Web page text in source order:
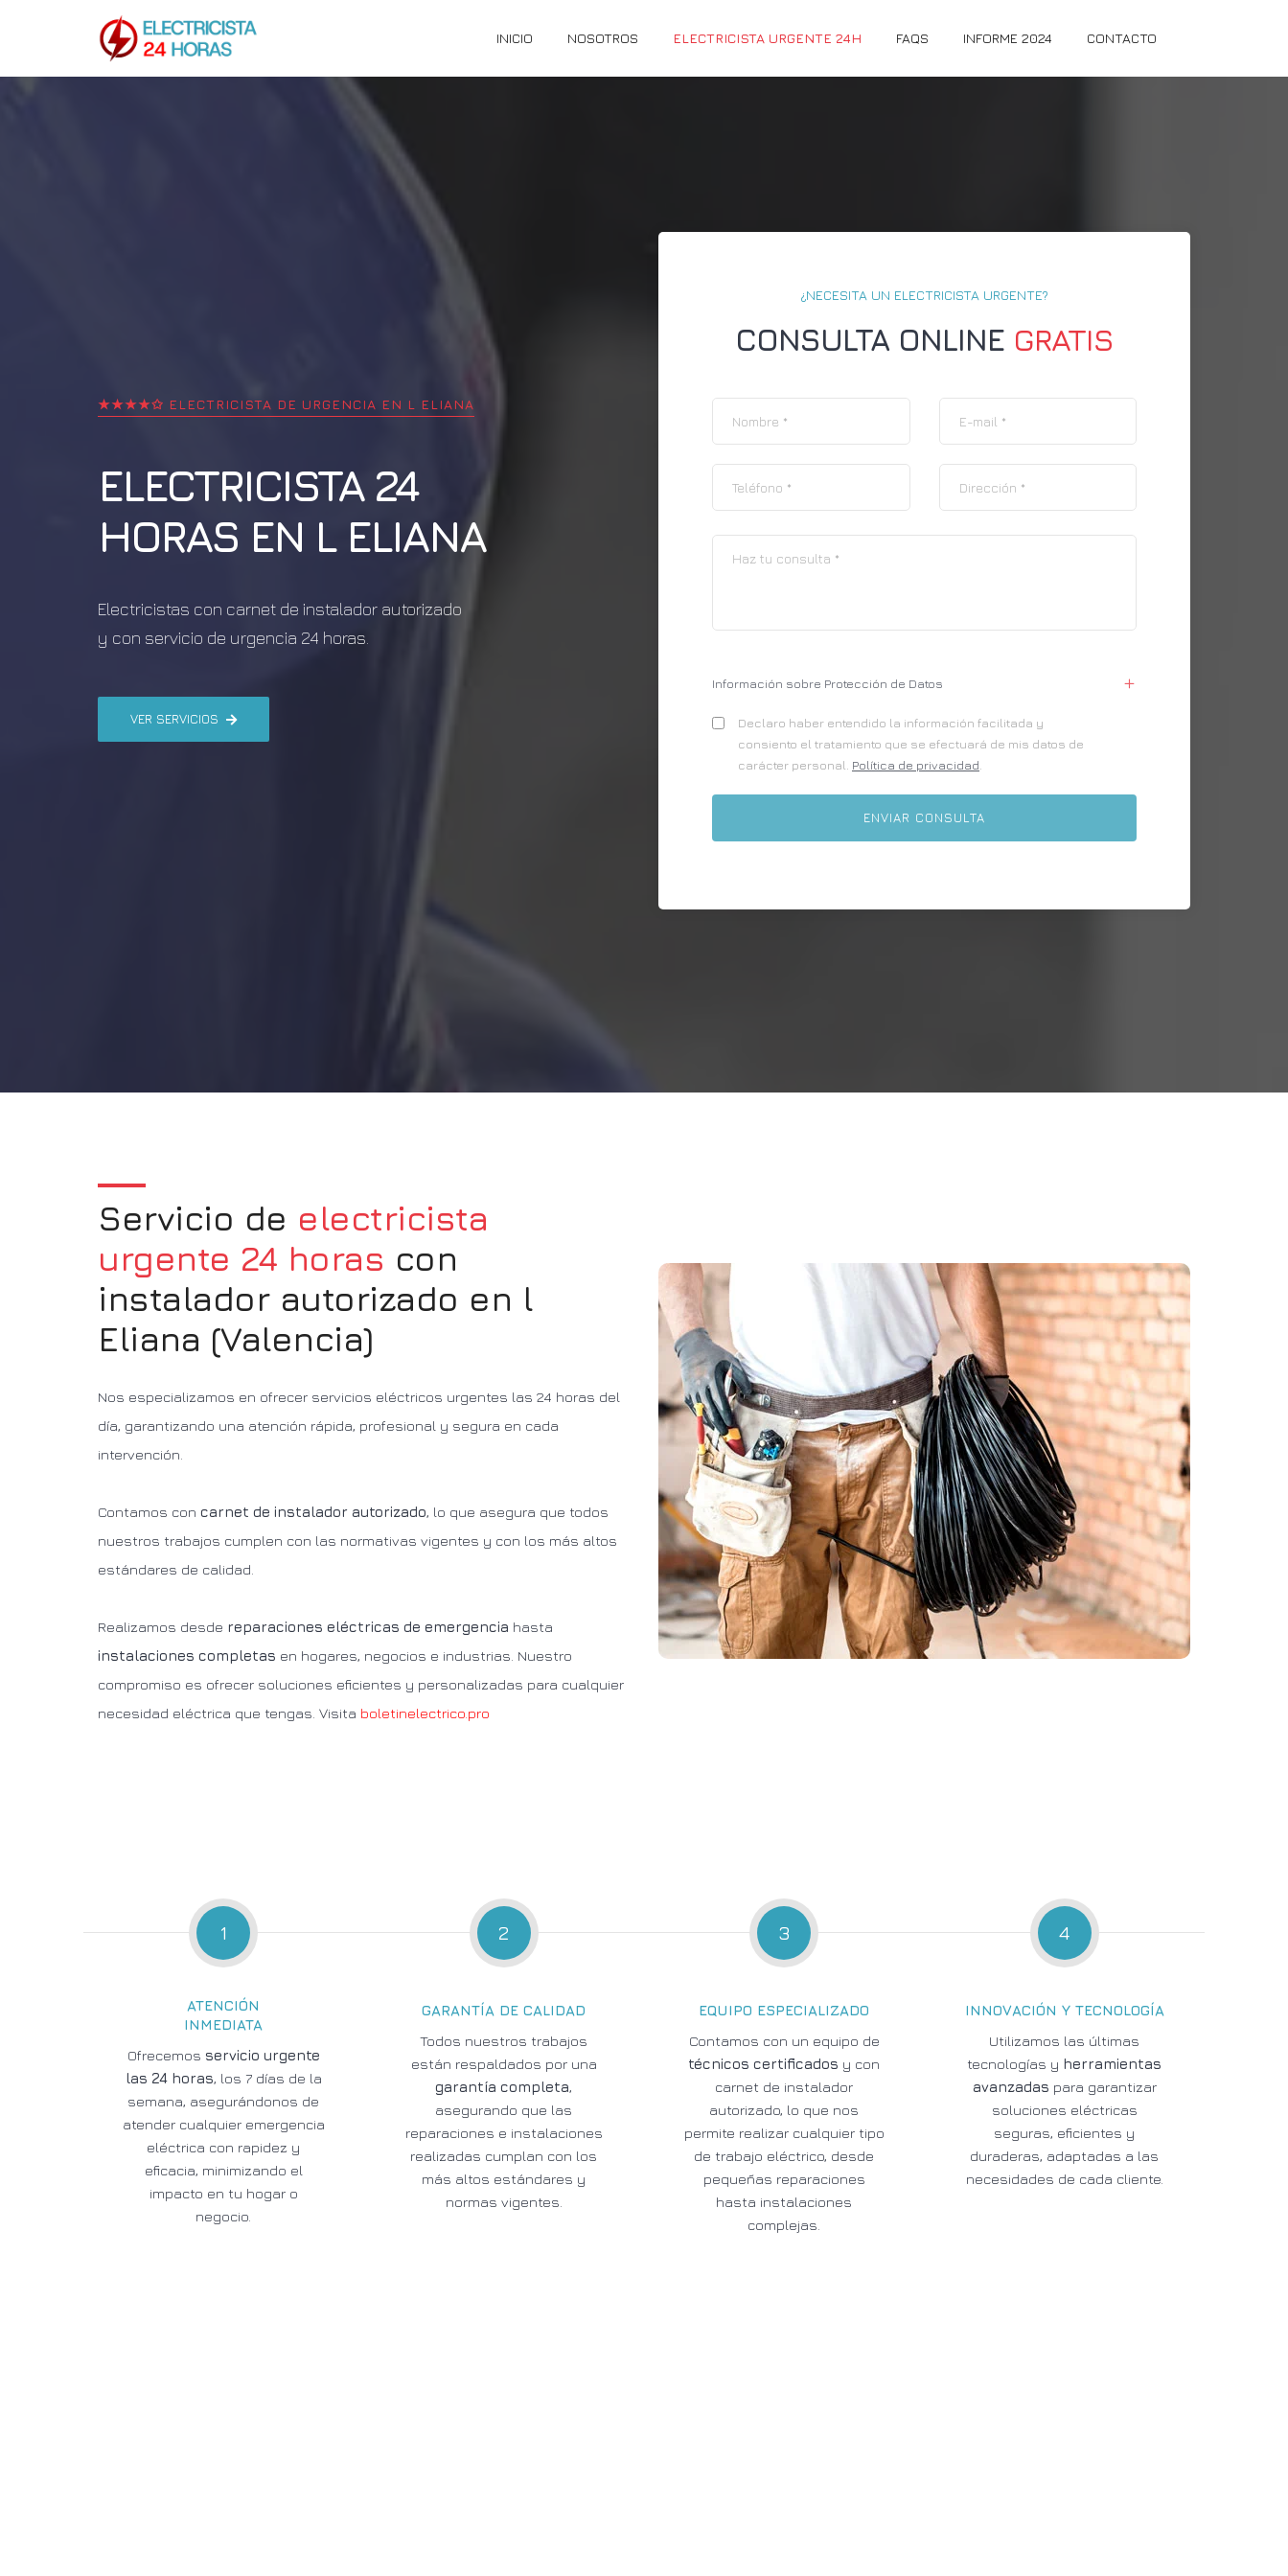
INICIO NOSOTROS ELECTRICISTA URGENTE 24H FAQS INFORME 2024 CONTACTO
★★★★✩ ELECTRICISTA DE URGENCIA EN L ELIANA
ELECTRICISTA 24
HORAS EN L ELIANA
Electricistas con carnet de instalador autorizado
y con servicio de urgencia 24 horas.
VER SERVICIOS
¿NECESITA UN ELECTRICISTA URGENTE?
CONSULTA ONLINE GRATIS
Información sobre Protección de Datos
Declaro haber entendido la información facilitada y
consiento el tratamiento que se efectuará de mis datos de
carácter personal. Política de privacidad
Servicio de electricista
urgente 24 horas con
instalador autorizado en l
Eliana (Valencia)
Nos especializamos en ofrecer servicios eléctricos urgentes las 24 horas del
día, garantizando una atención rápida, profesional y segura en cada
intervención.
Contamos con carnet de instalador autorizado, lo que asegura que todos
nuestros trabajos cumplen con las normativas vigentes y con los más altos
estándares de calidad.
Realizamos desde reparaciones eléctricas de emergencia hasta
instalaciones completas en hogares, negocios e industrias. Nuestro
compromiso es ofrecer soluciones eficientes y personalizadas para cualquier
necesidad eléctrica que tengas. Visita boletinelectrico.pro
1
ATENCIÓN
INMEDIATA
Ofrecemos servicio urgente
las 24 horas, los 7 días de la
semana, asegurándonos de
atender cualquier emergencia
eléctrica con rapidez y
eficacia, minimizando el
impacto en tu hogar o
negocio.
2
GARANTÍA DE CALIDAD
Todos nuestros trabajos
están respaldados por una
garantía completa,
asegurando que las
reparaciones e instalaciones
realizadas cumplan con los
más altos estándares y
normas vigentes.
3
EQUIPO ESPECIALIZADO
Contamos con un equipo de
técnicos certificados y con
carnet de instalador
autorizado, lo que nos
permite realizar cualquier tipo
de trabajo eléctrico, desde
pequeñas reparaciones
hasta instalaciones
complejas.
4
INNOVACIÓN Y TECNOLOGÍA
Utilizamos las últimas
tecnologías y herramientas
avanzadas para garantizar
soluciones eléctricas
seguras, eficientes y
duraderas, adaptadas a las
necesidades de cada cliente.